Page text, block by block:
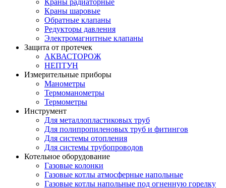
Краны шаровые
Обратные клапаны
Редукторы давления
Электромагнитные клапаны
Защита от протечек
АКВАСТОРОЖ
НЕПТУН
Измерительные приборы
Манометры
Термоманометры
Термометры
Инструмент
Для металлопластиковых труб
Для полипропиленовых труб и фитингов
Для системы отопления
Для системы трубопроводов
Котельное оборудование
Газовые колонки
Газовые котлы атмосферные напольные
Газовые котлы напольные под огненную горелку